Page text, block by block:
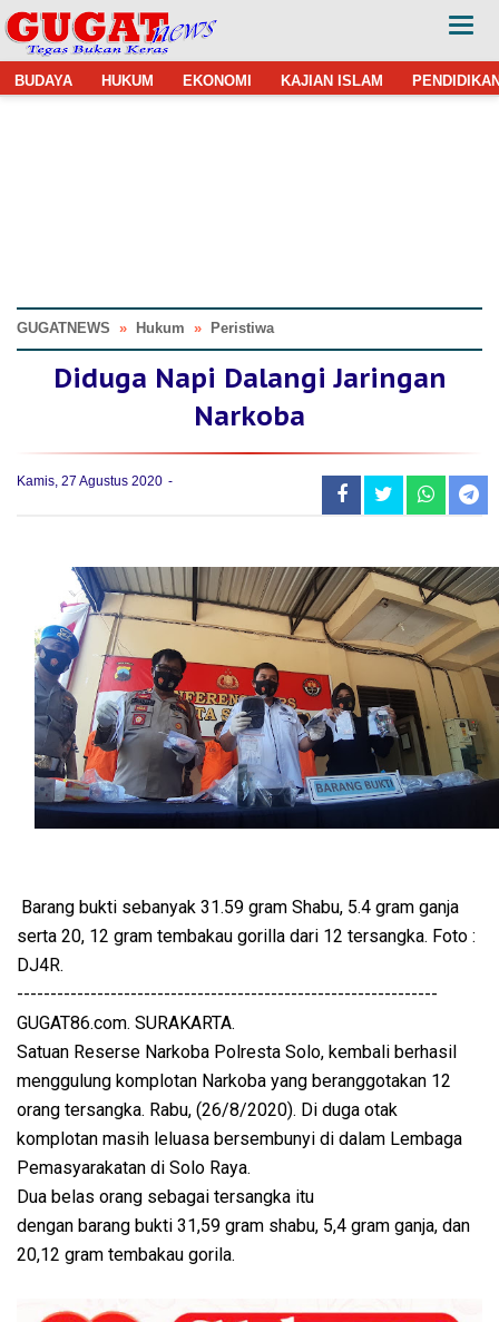
BUDAYA HUKUM EKONOMI KAJIAN ISLAM
GUGATNEWS » Hukum » Peristiwa
Diduga Napi Dalangi Jaringan
Narkoba
Kamis, 27 Agustus 2020
Barang bukti sebanyak 31.59 gram Shabu, 5.4 gram ganja
serta 20, 12 gram tembakau gorilla dari 12 tersangka. Foto :
DJ4R.
---------------------------------------------------------------
GUGAT86.com. SURAKARTA.
Satuan Reserse Narkoba Polresta Solo, kembali berhasil
menggulung komplotan Narkoba yang beranggotakan 12
orang tersangka. Rabu, (26/8/2020). Di duga otak
komplotan masih leluasa bersembunyi di dalam Lembaga
Pemasyarakatan di Solo Raya.
Dua belas orang sebagai tersangka itu
dengan barang bukti 31,59 gram shabu, 5,4 gram ganja, dan
20,12 gram tembakau gorila.